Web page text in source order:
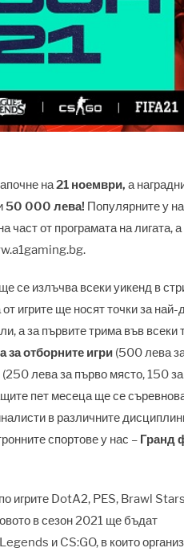
на21 ноември, а
50 000 лева! Популярните у
от програмата на лигата, а
се излъчва всеки уикенд в
игрите ще носят точки за най-
а за първите трима във всеки
за отборните игри (500 лева
(250 лева за първо място, 150
пет месеца ще се
в различните
спортове у нас – Гранд
игрите DotA2, PES, Brawl
в сезон 2021 ще бъдат
и CS:GO, в които